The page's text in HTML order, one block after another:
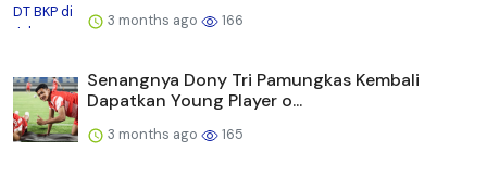
3 months ago 166
Senangnya Dony Tri Pamungkas Kembali
Dapatkan Young Player o...
3 months ago 165